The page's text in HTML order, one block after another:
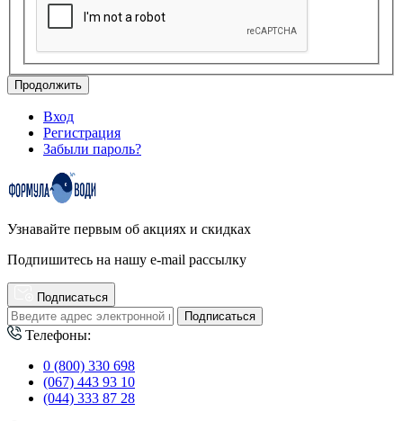
Продолжить
Вход
Регистрация
Забыли пароль?
Узнавайте первым об акциях и скидках
Подпишитесь на нашу e-mail рассылку
Подписаться
Подписаться
Телефоны:
0 (800) 330 698
(067) 443 93 10
(044) 333 87 28